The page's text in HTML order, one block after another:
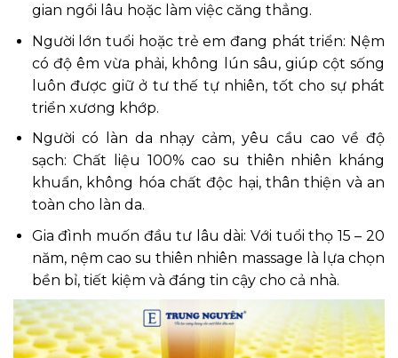
gian ngồi lâu hoặc làm việc căng thẳng.
Người lớn tuổi hoặc trẻ em đang phát triển: Nệm
có độ êm vừa phải, không lún sâu, giúp cột sống
luôn được giữ ở tư thế tự nhiên, tốt cho sự phát
triển xương khớp.
Người có làn da nhạy cảm, yêu cầu cao về độ
sạch: Chất liệu 100% cao su thiên nhiên kháng
khuẩn, không hóa chất độc hại, thân thiện và an
toàn cho làn da.
Gia đình muốn đầu tư lâu dài: Với tuổi thọ 15 – 20
năm, nệm cao su thiên nhiên massage là lựa chọn
bền bỉ, tiết kiệm và đáng tin cậy cho cả nhà.